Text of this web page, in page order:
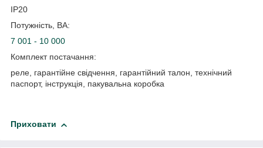
IP20
Потужність, ВА:
7 001 - 10 000
Комплект постачання:
реле, гарантійне свідчення, гарантійний талон, технічний
паспорт, інструкція, пакувальна коробка
Приховати